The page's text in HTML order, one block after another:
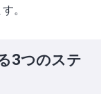
。
3つのステ